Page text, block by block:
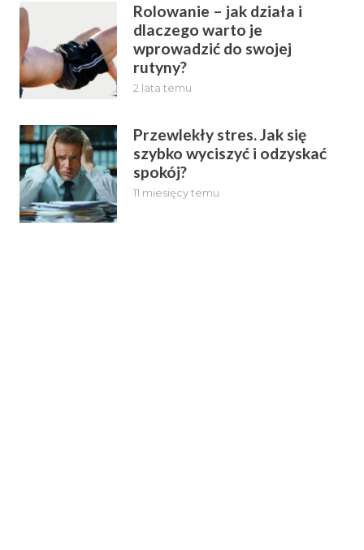
Rolowanie – jak działa i
dlaczego warto je
wprowadzić do swojej
rutyny?
2 lata temu
Przewlekły stres. Jak się
szybko wyciszyć i odzyskać
spokój?
11 miesięcy temu